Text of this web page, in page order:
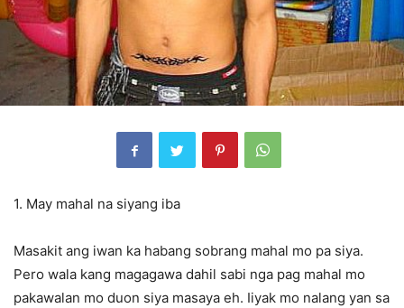
1. May mahal na siyang iba
Masakit ang iwan ka habang sobrang mahal mo pa siya.
Pero wala kang magagawa dahil sabi nga pag mahal mo
pakawalan mo duon siya masaya eh. Iiyak mo nalang yan sa